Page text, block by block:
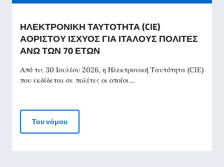
ΗΛΕΚΤΡΟΝΙΚΗ ΤΑΥΤΟΤΗΤΑ (CIE)
ΑΟΡΙΣΤΟΥ ΙΣΧΥΟΣ ΓΙΑ ΙΤΑΛΟΥΣ ΠΟΛΙΤΕΣ
ΑΝΩ ΤΩΝ 70 ΕΤΩΝ
Από τις 30 Ιουλίου 2026, η Ηλεκτρονική Ταυτότητα (CIE)
που εκδίδεται σε πολίτες οι οποίοι...
Του νόμουΗΛΕΚΤΡΟΝΙΚΗ ΤΑΥΤΟΤΗΤΑ (CIE) ΑΟΡΙΣΤΟΥ